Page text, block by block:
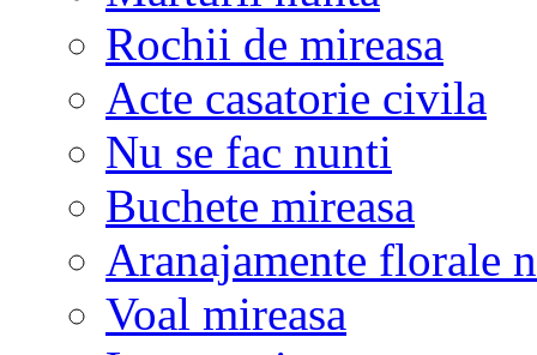
Rochii de mireasa
Acte casatorie civila
Nu se fac nunti
Buchete mireasa
Aranajamente florale
Voal mireasa